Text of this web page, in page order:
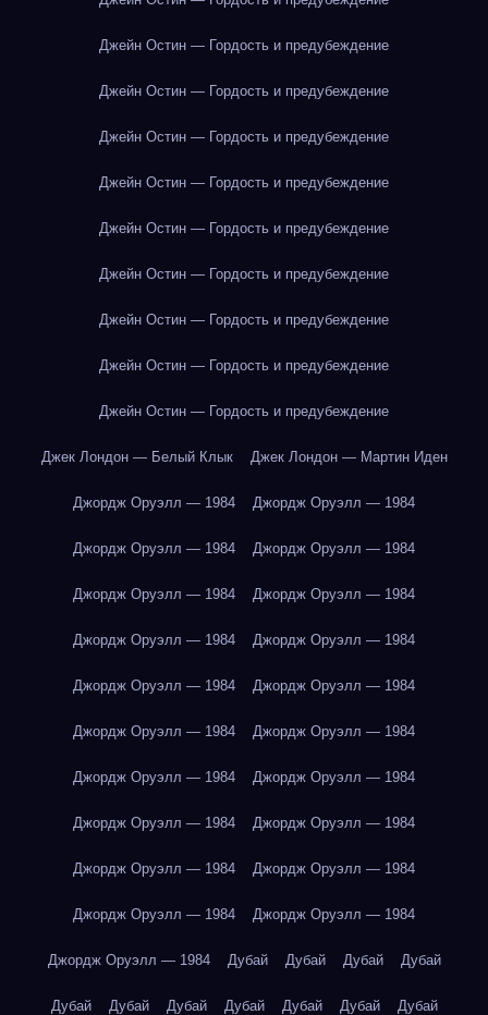
Джейн Остин — Гордость и предубеждение
Джейн Остин — Гордость и предубеждение
Джейн Остин — Гордость и предубеждение
Джейн Остин — Гордость и предубеждение
Джейн Остин — Гордость и предубеждение
Джейн Остин — Гордость и предубеждение
Джейн Остин — Гордость и предубеждение
Джейн Остин — Гордость и предубеждение
Джейн Остин — Гордость и предубеждение
Джек Лондон — Белый Клык Джек Лондон — Мартин Иден
Джордж Оруэлл — 1984 Джордж Оруэлл — 1984
Джордж Оруэлл — 1984 Джордж Оруэлл — 1984
Джордж Оруэлл — 1984 Джордж Оруэлл — 1984
Джордж Оруэлл — 1984 Джордж Оруэлл — 1984
Джордж Оруэлл — 1984 Джордж Оруэлл — 1984
Джордж Оруэлл — 1984 Джордж Оруэлл — 1984
Джордж Оруэлл — 1984 Джордж Оруэлл — 1984
Джордж Оруэлл — 1984 Джордж Оруэлл — 1984
Джордж Оруэлл — 1984 Джордж Оруэлл — 1984
Джордж Оруэлл — 1984 Джордж Оруэлл — 1984
Джордж Оруэлл — 1984 Дубай Дубай Дубай Дубай
Дубай Дубай Дубай Дубай Дубай Дубай Дубай